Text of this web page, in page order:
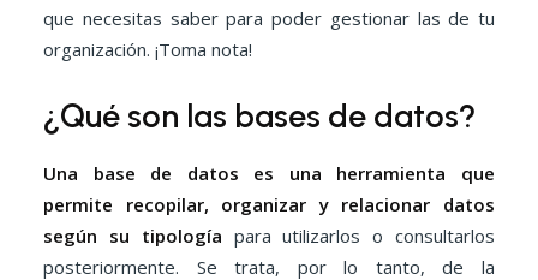
que necesitas saber para poder gestionar las de tu
organización. ¡Toma nota!
¿Qué son las bases de datos?
Una base de datos es una herramienta que
permite recopilar, organizar y relacionar datos
según su tipología para utilizarlos o consultarlos
posteriormente. Se trata, por lo tanto, de la